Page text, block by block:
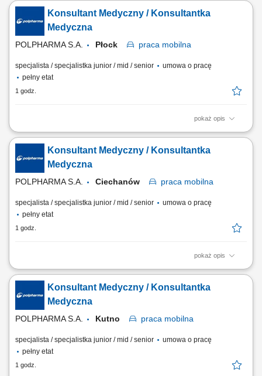
Konsultant Medyczny / Konsultantka
Medyczna
POLPHARMA S.A. Płock praca mobilna
specjalista / specjalistka junior / mid / senior
umowa o pracę
pełny etat
1 godz.
pokaż opis
Na tym stanowisku będziesz zajmował/a się promocją kluczowych
produktów z naszego portfolio do lekarzy, oraz reprezentowaniem
Grupy Polpharma na powierzonym terenie (Płock, Ciechanów, Kutno,
Płońsk, Żychlin, Gostynin) a także podczas wydarzeń naukowych,
dbając o profesjonalny wizerunek...
Konsultant Medyczny / Konsultantka
Medyczna
POLPHARMA S.A. Ciechanów praca mobilna
specjalista / specjalistka junior / mid / senior
umowa o pracę
pełny etat
1 godz.
pokaż opis
Na tym stanowisku będziesz zajmował/a się promocją kluczowych
produktów z naszego portfolio do lekarzy, oraz reprezentowaniem
Grupy Polpharma na powierzonym terenie (Płock, Ciechanów, Kutno,
Płońsk, Żychlin, Gostynin) a także podczas wydarzeń naukowych,
dbając o profesjonalny wizerunek...
Konsultant Medyczny / Konsultantka
Medyczna
POLPHARMA S.A. Kutno praca mobilna
specjalista / specjalistka junior / mid / senior
umowa o pracę
pełny etat
1 godz.